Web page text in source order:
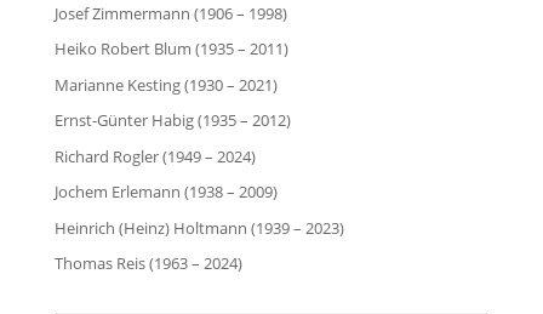
Josef Zimmermann (1906 – 1998)
Heiko Robert Blum (1935 – 2011)
Marianne Kesting (1930 – 2021)
Ernst-Günter Habig (1935 – 2012)
Richard Rogler (1949 – 2024)
Jochem Erlemann (1938 – 2009)
Heinrich (Heinz) Holtmann (1939 – 2023)
Thomas Reis (1963 – 2024)